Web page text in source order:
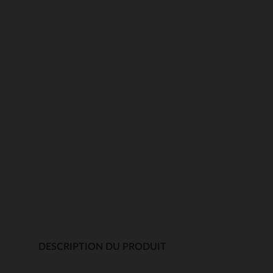
DESCRIPTION DU PRODUIT